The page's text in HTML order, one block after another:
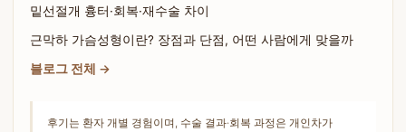
밑선절개 흉터·회복·재수술 차이
근막하 가슴성형이란? 장점과 단점, 어떤 사람에게 맞을까
블로그 전체 →
후기는 환자 개별 경험이며, 수술 결과·회복 과정은 개인차가